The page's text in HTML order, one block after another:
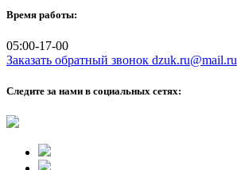
Время работы:
05:00-17-00
Заказать обратный звонок dzuk.ru@mail.ru
Следите за нами в социальных сетях: